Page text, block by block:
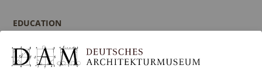
EDUCATION
Guidances and Tours